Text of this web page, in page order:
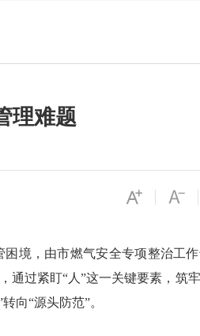
理难题
境，由市燃气安全专项整治工
通过紧盯“人”这一关键要素，筑
向“源头防范”。